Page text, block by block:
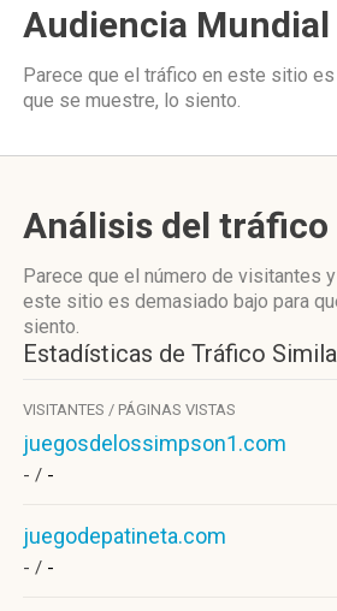
Audiencia Mundial
Parece que el tráfico en este sitio
que se muestre, lo siento.
Análisis del tráfico
Parece que el número de visitantes
este sitio es demasiado bajo para
siento.
Estadísticas de Tráfico
VISITANTES / PÁGINAS VISTAS
juegosdelossimpson1.com
- / -
juegodepatineta.com
- / -